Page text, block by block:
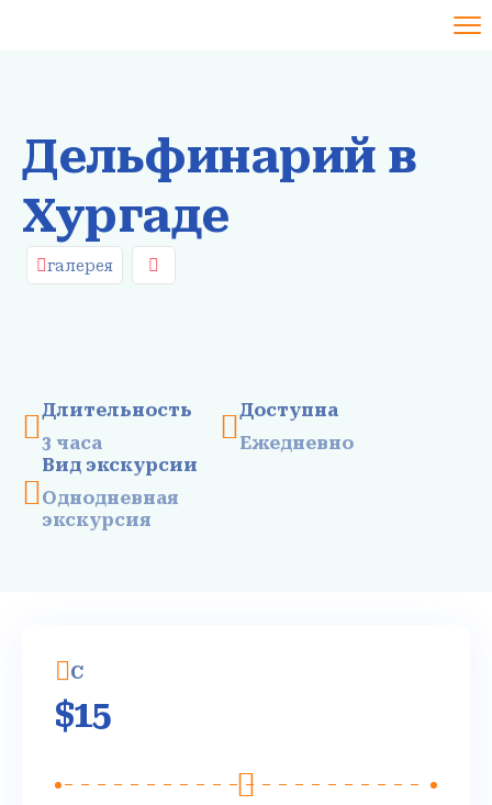
Дельфинарий в
Хургаде
галерея
Длительность
3 часа
Доступна
Ежедневно
Вид экскурсии
Однодневная
экскурсия
C
$15